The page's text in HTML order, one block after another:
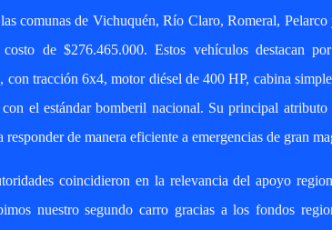
comunas de Vichuquén, Río Claro, Romeral,
de $276.465.000. Estos vehículos destacan
con tracción 6x4, motor diésel de 400 HP, cabina
el estándar bomberil nacional. Su principal
responder de manera eficiente a emergencias de gran
coincidieron en la relevancia del apoyo
nuestro segundo carro gracias a los fondos